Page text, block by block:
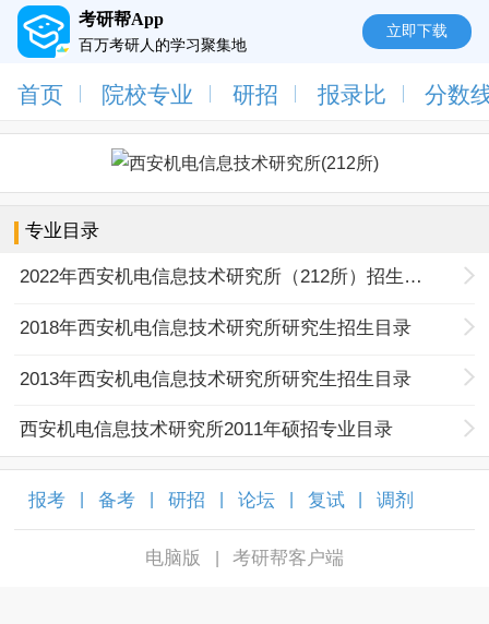
考研帮App
百万考研人的学习聚集地
立即下载
首页 院校专业 研招 报录比 分数
专业目录
2022年西安机电信息技术研究所（212所）招生专业目录
2018年西安机电信息技术研究所研究生招生目录
2013年西安机电信息技术研究所研究生招生目录
西安机电信息技术研究所2011年硕招专业目录
报考 备考 研招 论坛 复试 调剂
电脑版 考研帮客户端